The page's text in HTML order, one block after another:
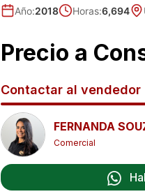
Año:2018 Horas:6,694
Precio a
Contactar al vendedor
FERNANDA
Comercial